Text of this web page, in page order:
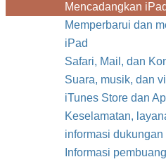
Mencadangkan iPad
Memperbarui dan
iPad
Safari, Mail, dan
Suara, musik, dan
iTunes Store dan
Keselamatan,
informasi dukungan
Informasi